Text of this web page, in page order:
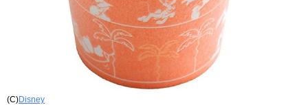
(C)Disney